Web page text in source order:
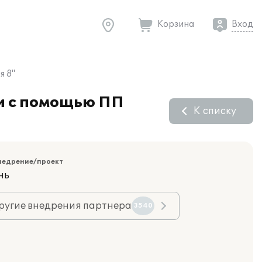
Корзина Вход
8"
с помощью ПП К списку
проект
внедрения партнера 3540